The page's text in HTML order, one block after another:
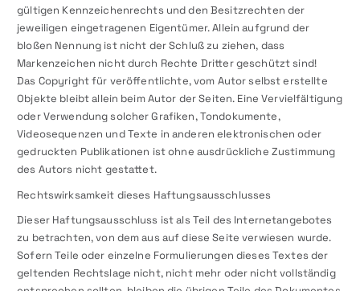
gültigen Kennzeichenrechts und den Besitzrechten der
jeweiligen eingetragenen Eigentümer. Allein aufgrund der
bloßen Nennung ist nicht der Schluß zu ziehen, dass
Markenzeichen nicht durch Rechte Dritter geschützt sind!
Das Copyright für veröffentlichte, vom Autor selbst erstellte
Objekte bleibt allein beim Autor der Seiten. Eine Vervielfältigung
oder Verwendung solcher Grafiken, Tondokumente,
Videosequenzen und Texte in anderen elektronischen oder
gedruckten Publikationen ist ohne ausdrückliche Zustimmung
des Autors nicht gestattet.
Rechtswirksamkeit dieses Haftungsausschlusses
Dieser Haftungsausschluss ist als Teil des Internetangebotes
zu betrachten, von dem aus auf diese Seite verwiesen wurde.
Sofern Teile oder einzelne Formulierungen dieses Textes der
geltenden Rechtslage nicht, nicht mehr oder nicht vollständig